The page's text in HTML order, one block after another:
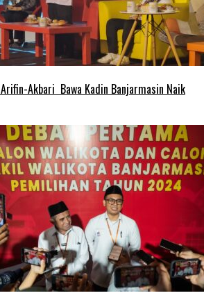
Akbari Bawa Kadin Banjarmasin Naik